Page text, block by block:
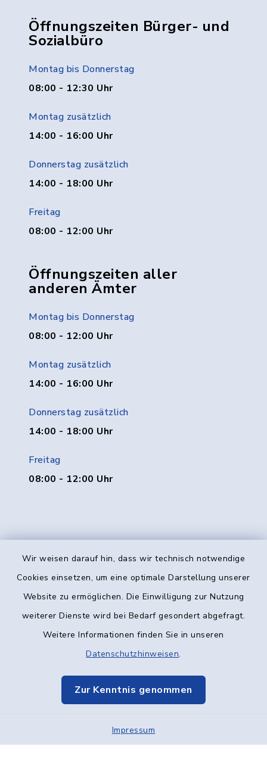
Wir weisen darauf hin, dass wir technisch notwendige
Cookies einsetzen, um eine optimale Darstellung unserer
Website zu ermöglichen. Die Einwilligung zur Nutzung
weiterer Dienste wird bei Bedarf gesondert abgefragt.
Weitere Informationen finden Sie in unseren
Datenschutzhinweisen.
Zur Kenntnis genommen
Impressum
Öffnungszeiten Bürger- und
Sozialbüro
Montag bis Donnerstag
08:00 - 12:30 Uhr
Montag zusätzlich
14:00 - 16:00 Uhr
Donnerstag zusätzlich
14:00 - 18:00 Uhr
Freitag
08:00 - 12:00 Uhr
Öffnungszeiten aller
anderen Ämter
Montag bis Donnerstag
08:00 - 12:00 Uhr
Montag zusätzlich
14:00 - 16:00 Uhr
Donnerstag zusätzlich
14:00 - 18:00 Uhr
Freitag
08:00 - 12:00 Uhr
Kontakt
Datenschutz
Elektronische Kommunikation
Sitemap